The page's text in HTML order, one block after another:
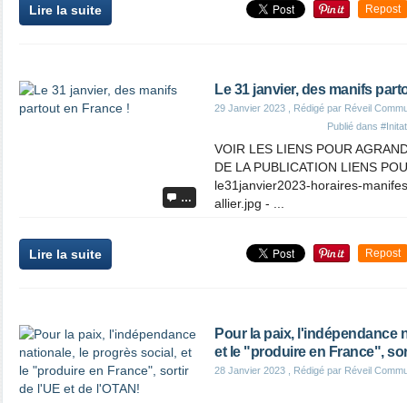
Lire la suite Repost
…
Le 31 janvier, des manifs
29 Janvier 2023 , Rédigé par Réveil
Publié dans
VOIR LES LIENS POUR
DE LA PUBLICATION LIENS
le31janvier2023-horaires-
allier.jpg - ...
Lire la suite Repost
Pour la paix, l'indépendance
et le "produire en France",
28 Janvier 2023 , Rédigé par Réveil